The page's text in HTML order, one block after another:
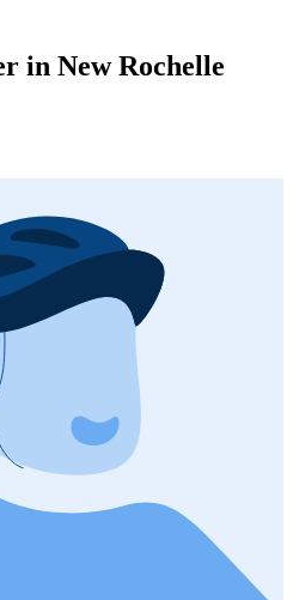
in New Rochelle